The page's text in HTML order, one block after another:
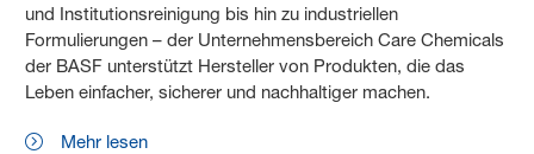
und Institutionsreinigung bis hin zu industriellen
Formulierungen – der Unternehmensbereich Care Chemicals
der BASF unterstützt Hersteller von Produkten, die das
Leben einfacher, sicherer und nachhaltiger machen.
Mehr lesen